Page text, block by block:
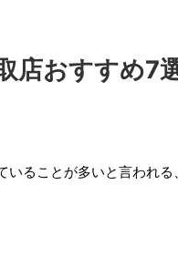
店おすすめ7
ることが多いと言われる、